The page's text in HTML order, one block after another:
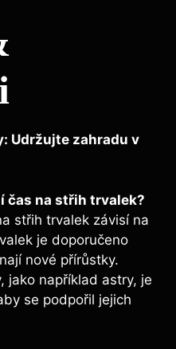
Udržujte zahradu v
čas na střih trvalek?
střih trvalek závisí na
je doporučeno
nové přírůstky.
jako například astry, je
se podpořil jejich